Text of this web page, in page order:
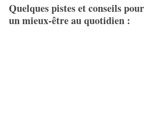
Quelques pistes et conseils pour
un mieux-être au quotidien :